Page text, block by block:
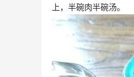
上，半碗肉半碗汤。